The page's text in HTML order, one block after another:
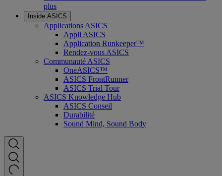
plus
Inside ASICS
Applications ASICS
Appli ASICS
Application Runkeeper™
Rendez-vous ASICS
Communauté ASICS
OneASICS™
ASICS FrontRunner
ASICS Trial Tour
ASICS Knowledge Hub
ASICS Conseil
Durabilité
Sound Mind, Sound Body